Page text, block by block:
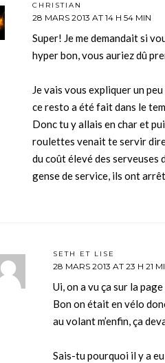
CHRISTIAN
28 MARS 2013 AT 14 H 54 MIN
Super! Je me demandait si
hyper bon, vous auriez dû
Je vais vous expliquer un
ce resto a été fait dans le
Donc tu y allais en char et
roulettes venait te servir
du coût élevé des serveuses
gense de service, ils ont
SETH ET LISE
28 MARS 2013 AT 23 H 21
Ui, on a vu ça sur la
Bon on était en vélo
au volant m’enfin, ça
Sais-tu pourquoi il y a